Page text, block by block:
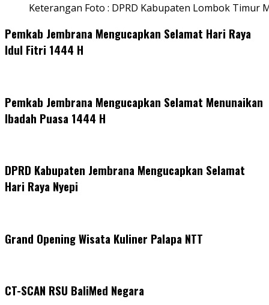
Keterangan Foto : DPRD Kabupaten Lombok Timur
Pemkab Jembrana Mengucapkan Selamat Hari Raya
Idul Fitri 1444 H
Pemkab Jembrana Mengucapkan Selamat Menunaikan
Ibadah Puasa 1444 H
DPRD Kabupaten Jembrana Mengucapkan Selamat
Hari Raya Nyepi
Grand Opening Wisata Kuliner Palapa NTT
CT-SCAN RSU BaliMed Negara